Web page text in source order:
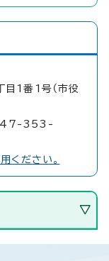
1番1号（市役
353-
ください。